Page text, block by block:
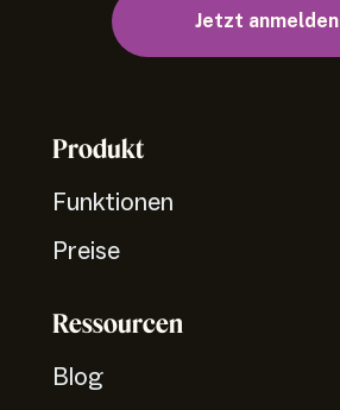
Jetzt anmelden
Produkt
Funktionen
Preise
Ressourcen
Blog